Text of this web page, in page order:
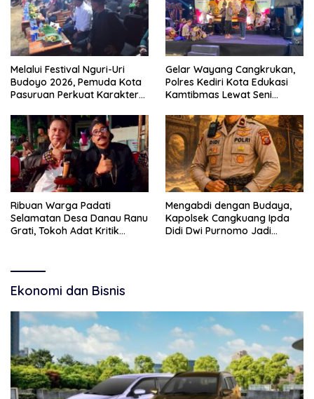
Melalui Festival Nguri-Uri
Budoyo 2026, Pemuda Kota
Pasuruan Perkuat Karakter
Narkoba
Gelar Wayang Cangkrukan,
Polres Kediri Kota Edukasi
Kamtibmas Lewat Seni
Ribuan Warga Padati
Selamatan Desa Danau Ranu
Grati, Tokoh Adat Kritik
Mengabdi dengan Budaya,
Kapolsek Cangkuang Ipda
Didi Dwi Purnomo Jadi
Ekonomi dan Bisnis